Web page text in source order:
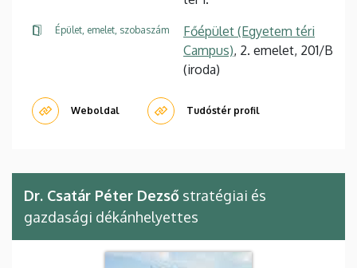
Épület, emelet, szobaszám
Főépület (Egyetem téri
Campus), 2. emelet, 201/B
(iroda)
Weboldal Tudóstér profil
Dr. Csatár Péter Dezső stratégiai és
gazdasági dékánhelyettes